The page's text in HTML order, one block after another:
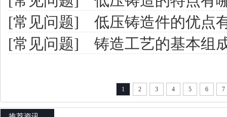
[常见问题]
低压铸造件的优点
[常见问题]
铸造工艺的基本组
1 2 3 4 5 6 7